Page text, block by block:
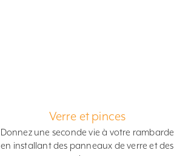
Verre et pinces
Donnez une seconde vie à votre rambarde
en installant des panneaux de verre et des